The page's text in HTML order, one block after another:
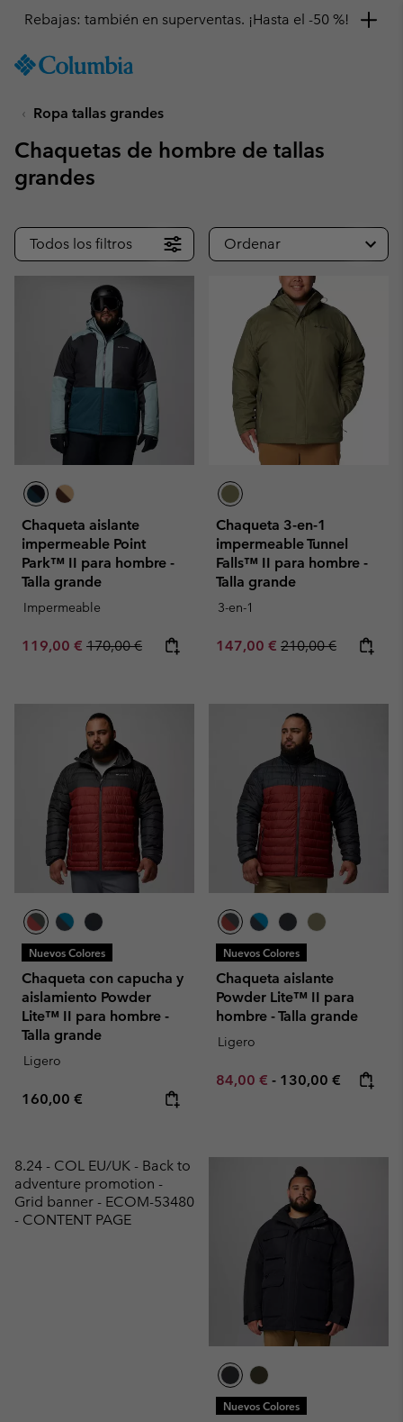
TO
SKIP
MAIN
NAV
SEARCH
Rebajas: también en superventas. ¡Hasta el -50 %!
Ropa tallas grandes
Chaquetas de hombre de tallas
grandes
Todos los filtros Ordenar
Chaqueta aislante
impermeable Point
Park™ II para hombre -
Talla grande
Impermeable
Sale price:
119,00 € Regular price:
170,00 €
Chaqueta 3-en-1
impermeable Tunnel
Falls™ II para hombre -
Talla grande
3-en-1
Sale price:
147,00 € Regular price:
210,00 €
Nuevos Colores
Chaqueta con capucha y
aislamiento Powder
Lite™ II para hombre -
Talla grande
Ligero
Regular price:
160,00 €
Nuevos Colores
Chaqueta aislante
Powder Lite™ II para
hombre - Talla grande
Ligero
Minimum sale price:
84,00 € - Maximum price:
130,00 €
8.24 - COL EU/UK - Back to
adventure promotion -
Grid banner - ECOM-53480
- CONTENT PAGE
Nuevos Colores